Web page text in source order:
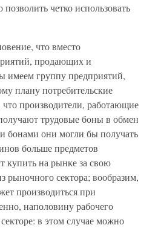
четко использовать
что вместо
продающих и
группу предприятий,
плану потребительские
производители, работающие
трудовые боны в обмен
бонами они могли бы получать
больше предметов
купить на рынке за свою
рыночного сектора; вообразим,
производиться при
наполовину рабочего
в этом случае можно